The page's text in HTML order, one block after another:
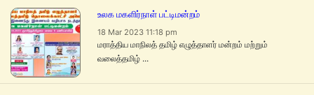
உலக மகளிர்நாள் பட்டிமன்றம்
18 Mar 2023 11:18 pm
மராத்திய மாநிலத் தமிழ் எழுத்தாளர் மன்றம் மற்றும்
வலைத்தமிழ் ...